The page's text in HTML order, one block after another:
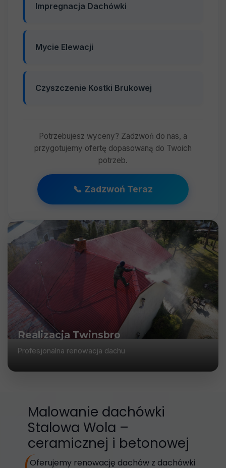
Impregnacja Dachówki
Mycie Elewacji
Czyszczenie Kostki Brukowej
Potrzebujesz wyceny? Zadzwoń do nas, a
przygotujemy ofertę dopasowaną do Twoich
potrzeb.
📞 Zadzwoń Teraz
Realizacja Twinsbro
Profesjonalna renowacja dachu
Oferujemy renowację dachów z dachówki
Malowanie dachówki
Stalowa Wola –
ceramicznej i betonowej